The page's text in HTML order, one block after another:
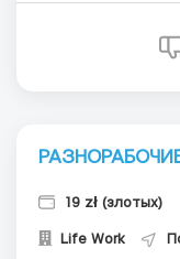
19 zł (злотых)
Life Work